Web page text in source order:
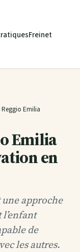
Freinet
Emilia
Emilia
en
approche
de
les autres.